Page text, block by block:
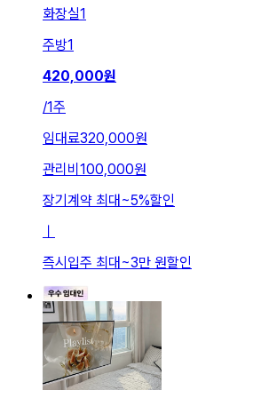
화장실1
주방1
420,000원
/1주
임대료320,000원
관리비 100,000원
장기계약 최대 ~5%할인
즉시입주 최대 ~3만 원할인